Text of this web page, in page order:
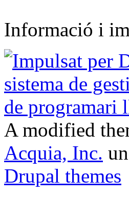
Informació i
A modified
Acquia, Inc.
Drupal themes